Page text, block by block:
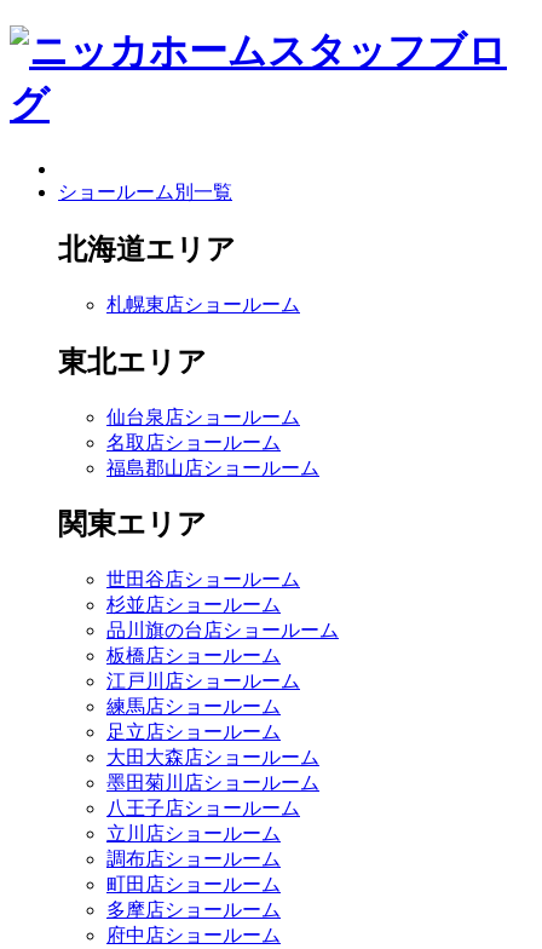
ショールーム別一覧
北海道エリア
札幌東店ショールーム
東北エリア
仙台泉店ショールーム
名取店ショールーム
福島郡山店ショールーム
関東エリア
世田谷店ショールーム
杉並店ショールーム
品川旗の台店ショールーム
板橋店ショールーム
江戸川店ショールーム
練馬店ショールーム
足立店ショールーム
大田大森店ショールーム
墨田菊川店ショールーム
八王子店ショールーム
立川店ショールーム
調布店ショールーム
町田店ショールーム
多摩店ショールーム
府中店ショールーム